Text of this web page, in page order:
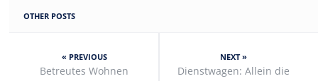
OTHER POSTS
« PREVIOUS
Betreutes Wohnen
NEXT »
Dienstwagen: Allein die